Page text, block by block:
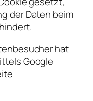
der Daten beim
hat
Google